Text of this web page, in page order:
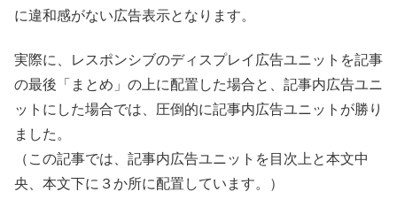
に違和感がない広告表示となります。
実際に、レスポンシブのディスプレイ広告ユニットを記事
の最後「まとめ」の上に配置した場合と、記事内広告ユニ
ットにした場合では、圧倒的に記事内広告ユニットが勝り
ました。
（この記事では、記事内広告ユニットを目次上と本文中
央、本文下に３か所に配置しています。）